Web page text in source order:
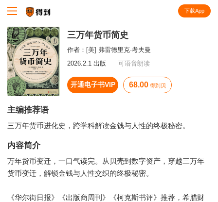
下载App
三万年货币简史
作者： [美] 弗雷德里克·考夫曼
2026.2.1 出版
可语音朗读
开通电子书VIP 68.00 得到贝
主编推荐语
三万年货币进化史，跨学科解读金钱与人性的终极秘密。
内容简介
万年货币变迁，一口气读完。从贝壳到数字资产，穿越三万年
货币变迁，解锁金钱与人性交织的终极秘密。
《华尔街日报》《出版商周刊》《柯克斯书评》推荐，希腊财